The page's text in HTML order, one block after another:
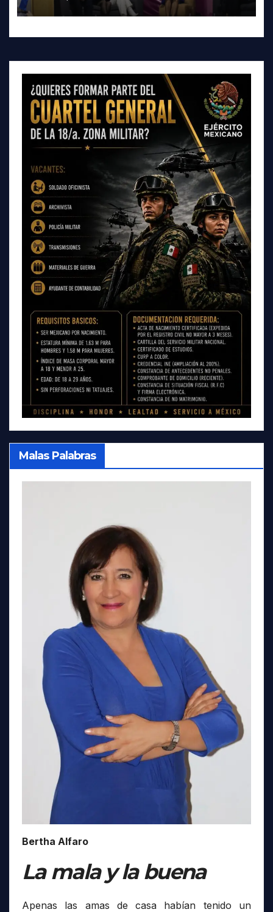
Malas Palabras
Bertha Alfaro
La mala y la buena
Apenas las amas de casa habían tenido un